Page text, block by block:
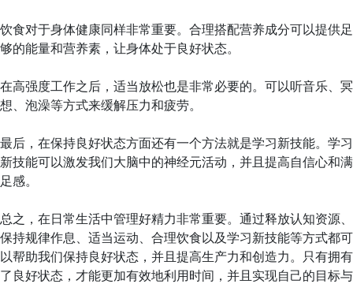
饮食对于身体健康同样非常重要。合理搭配营养成分可以提供足
够的能量和营养素，让身体处于良好状态。
在高强度工作之后，适当放松也是非常必要的。可以听音乐、冥
想、泡澡等方式来缓解压力和疲劳。
最后，在保持良好状态方面还有一个方法就是学习新技能。学习
新技能可以激发我们大脑中的神经元活动，并且提高自信心和满
足感。
总之，在日常生活中管理好精力非常重要。通过释放认知资源、
保持规律作息、适当运动、合理饮食以及学习新技能等方式都可
以帮助我们保持良好状态，并且提高生产力和创造力。只有拥有
了良好状态，才能更加有效地利用时间，并且实现自己的目标与